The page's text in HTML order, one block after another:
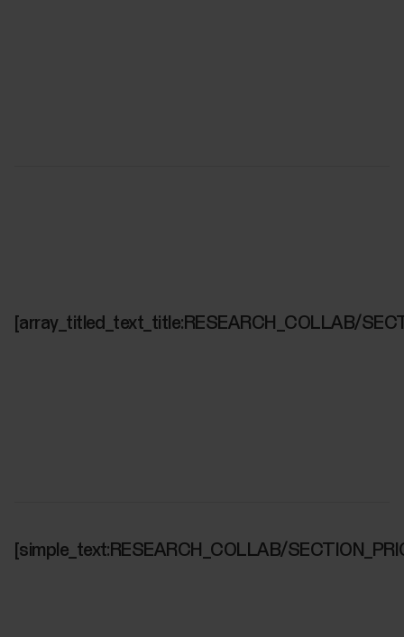
[array_titled_text_title:RESEARCH_COLLAB/
[simple_text:RESEARCH_COLLAB/